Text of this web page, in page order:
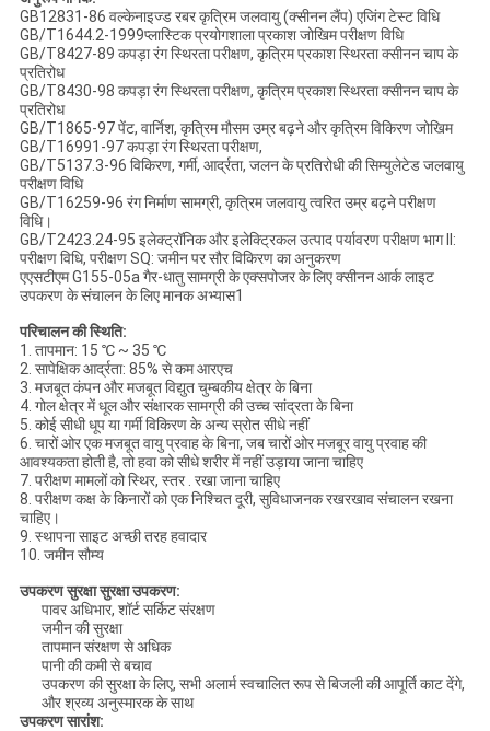
GB12831-86 वल्केनाइज्ड रबर कृत्रिम जलवायु (क्सीनन लैंप) एजिंग टेस्ट विधि
GB/T1644.2-1999प्लास्टिक प्रयोगशाला प्रकाश जोखिम परीक्षण विधि
GB/T8427-89 कपड़ा रंग स्थिरता परीक्षण, कृत्रिम प्रकाश स्थिरता क्सीनन चाप के
प्रतिरोध
GB/T8430-98 कपड़ा रंग स्थिरता परीक्षण, कृत्रिम प्रकाश स्थिरता क्सीनन चाप के
प्रतिरोध
GB/T1865-97 पेंट, वार्निश, कृत्रिम मौसम उम्र बढ़ने और कृत्रिम विकिरण जोखिम
GB/T16991-97 कपड़ा रंग स्थिरता परीक्षण,
GB/T5137.3-96 विकिरण, गर्मी, आर्द्रता, जलन के प्रतिरोधी की सिम्युलेटेड जलवायु
परीक्षण विधि
GB/T16259-96 रंग निर्माण सामग्री, कृत्रिम जलवायु त्वरित उम्र बढ़ने परीक्षण
विधि।
GB/T2423.24-95 इलेक्ट्रॉनिक और इलेक्ट्रिकल उत्पाद पर्यावरण परीक्षण भाग II:
परीक्षण विधि, परीक्षण SQ: जमीन पर सौर विकिरण का अनुकरण
एएसटीएम G155-05a गैर-धातु सामग्री के एक्सपोजर के लिए क्सीनन आर्क लाइट
उपकरण के संचालन के लिए मानक अभ्यास1
परिचालन की स्थिति:
1. तापमान: 15 ℃ ~ 35 ℃
2. सापेक्षिक आर्द्रता: 85% से कम आरएच
3. मजबूत कंपन और मजबूत विद्युत चुम्बकीय क्षेत्र के बिना
4. गोल क्षेत्र में धूल और संक्षारक सामग्री की उच्च सांद्रता के बिना
5. कोई सीधी धूप या गर्मी विकिरण के अन्य स्रोत सीधे नहीं
6. चारों ओर एक मजबूत वायु प्रवाह के बिना, जब चारों ओर मजबूर वायु प्रवाह की
आवश्यकता होती है, तो हवा को सीधे शरीर में नहीं उड़ाया जाना चाहिए
7. परीक्षण मामलों को स्थिर, स्तर . रखा जाना चाहिए
8. परीक्षण कक्ष के किनारों को एक निश्चित दूरी, सुविधाजनक रखरखाव संचालन रखना
चाहिए।
9. स्थापना साइट अच्छी तरह हवादार
10. जमीन सौम्य
उपकरण सुरक्षा सुरक्षा उपकरण:
पावर अधिभार, शॉर्ट सर्किट संरक्षण
जमीन की सुरक्षा
तापमान संरक्षण से अधिक
पानी की कमी से बचाव
उपकरण की सुरक्षा के लिए, सभी अलार्म स्वचालित रूप से बिजली की आपूर्ति काट देंगे,
और श्रव्य अनुस्मारक के साथ
उपकरण सारांश: